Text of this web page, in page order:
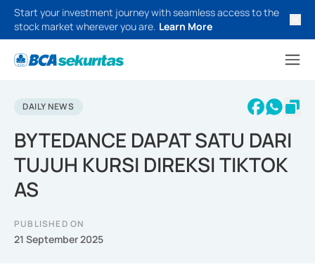
Start your investment journey with seamless access to the
stock market wherever you are. Learn More
DAILY NEWS
BYTEDANCE DAPAT SATU DARI
TUJUH KURSI DIREKSI TIKTOK
AS
PUBLISHED ON
21 September 2025